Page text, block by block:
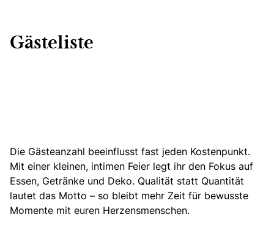
Gästeliste
Die Gästeanzahl beeinflusst fast jeden Kostenpunkt.
Mit einer kleinen, intimen Feier legt ihr den Fokus auf
Essen, Getränke und Deko. Qualität statt Quantität
lautet das Motto – so bleibt mehr Zeit für bewusste
Momente mit euren Herzensmenschen.